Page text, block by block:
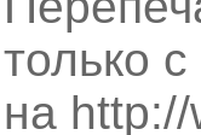
только
на